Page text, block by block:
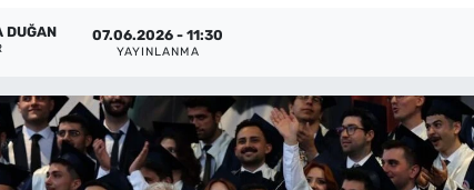
DUĞAN 07.06.2026 - 11:30
YAYINLANMA